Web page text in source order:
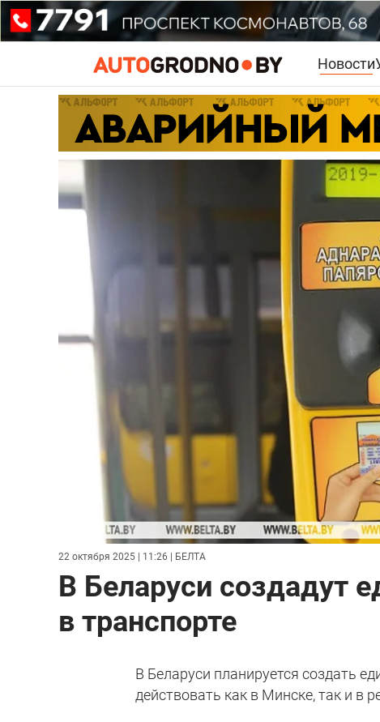
Новости
22 октября 2025 | 11:26 | БЕЛТА
В Беларуси создадут
в транспорте
В Беларуси планируется создать
действовать как в Минске, так и в